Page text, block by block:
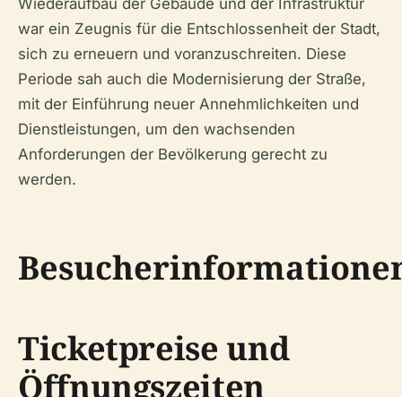
Wiederaufbau der Gebäude und der Infrastruktur
war ein Zeugnis für die Entschlossenheit der Stadt,
sich zu erneuern und voranzuschreiten. Diese
Periode sah auch die Modernisierung der Straße,
mit der Einführung neuer Annehmlichkeiten und
Dienstleistungen, um den wachsenden
Anforderungen der Bevölkerung gerecht zu
werden.
Ticketpreise und
Öffnungszeiten